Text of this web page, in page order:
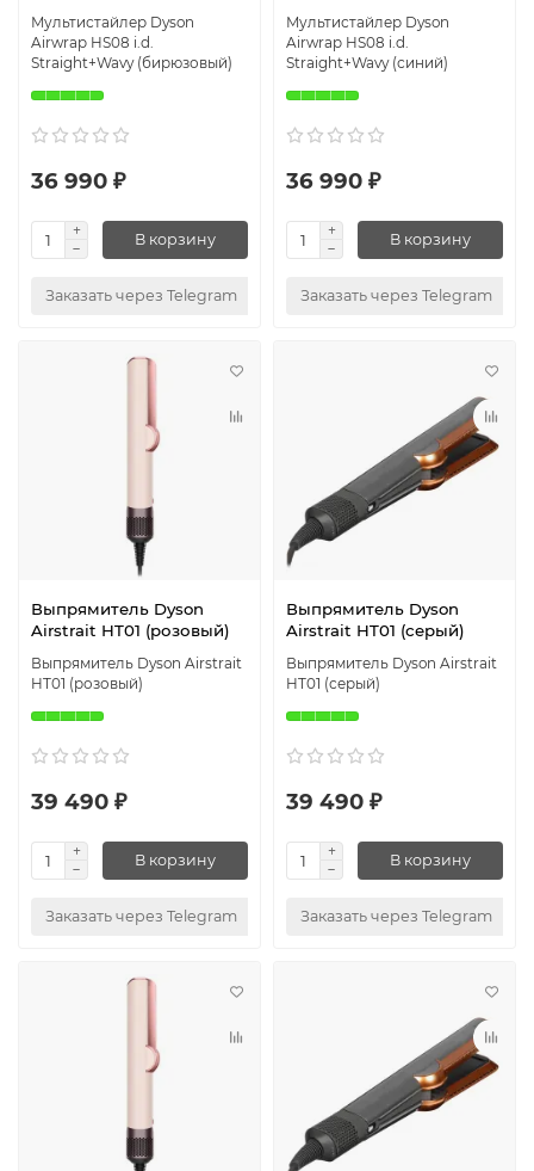
Мультистайлер Dyson
Airwrap HS08 i.d.
Straight+Wavy (бирюзовый)
36 990 ₽
В корзину
Заказать через Telegram
Мультистайлер Dyson
Airwrap HS08 i.d.
Straight+Wavy (синий)
36 990 ₽
В корзину
Заказать через Telegram
Выпрямитель Dyson
Airstrait HT01 (розовый)
Выпрямитель Dyson Airstrait
HT01 (розовый)
39 490 ₽
В корзину
Заказать через Telegram
Выпрямитель Dyson
Airstrait HT01 (серый)
Выпрямитель Dyson Airstrait
HT01 (серый)
39 490 ₽
В корзину
Заказать через Telegram